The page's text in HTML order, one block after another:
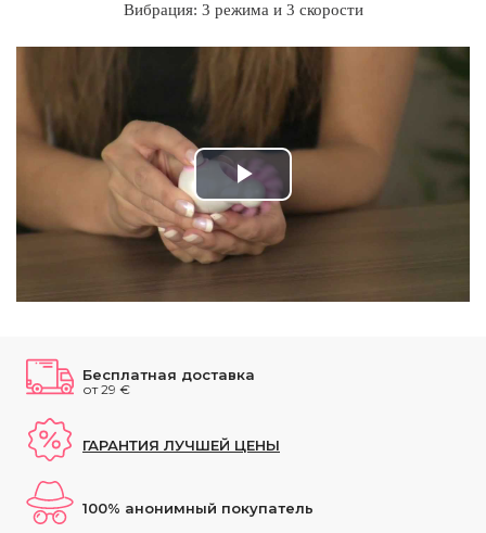
Вибрация: 3 режима и 3 скорости
Play
Video
Бесплатная доставка
от 29 €
ГАРАНТИЯ ЛУЧШЕЙ ЦЕНЫ
100% анонимный покупатель